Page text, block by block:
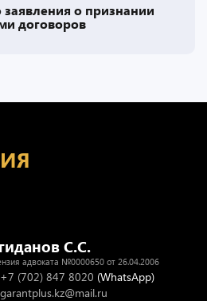
о признании
договоров
С.С.
адвоката №0000650 от 26.04.2006
+7 (702) 847 8020 (WhatsApp)
garantplus.kz@mail.ru